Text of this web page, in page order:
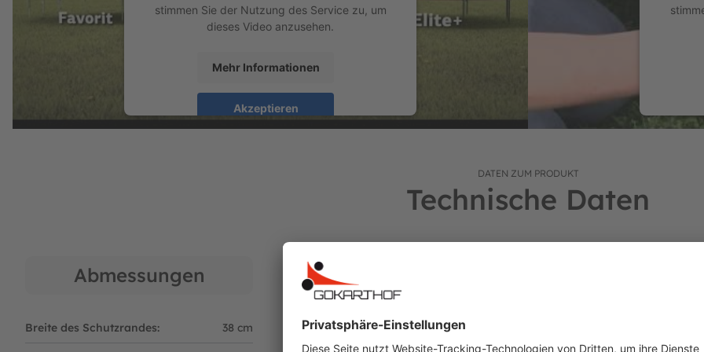
die Grube unter dem Trampolin fallen können.
Im Rahmennetz des Trampolins befinden sich (auf Höhe der 8 Beine) acht Schlitze, die die Montage der
Der Rahmen des BERG InGround Favorit, mit seinen 6 kurzen Beinen, wurde speziell für den Einbau im
Solider Rahmen aus Rohren mit großem Durchmesser und dicken Wänden.
Federn
Die Feder "BERG Goldspring Solo" ist elastisch und sorgt dafür, dass du den ganzen Tag lang schön leicht
stimmen Sie der Nutzung des Service zu, um
dieses Video anzusehen.
Mehr Informationen
Akzeptieren
DATEN ZUM PRODUKT
Technische Daten
Abmessungen
Breite des Schutzrandes: 38 cm Qualität: Einsteigerklasse - Favorit